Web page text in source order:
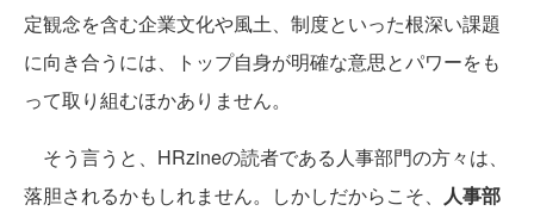
定観念を含む企業文化や風土、制度といった根深い課題
に向き合うには、トップ自身が明確な意思とパワーをも
って取り組むほかありません。
そう言うと、HRzineの読者である人事部門の方々は、
落胆されるかもしれません。しかしだからこそ、 人事部